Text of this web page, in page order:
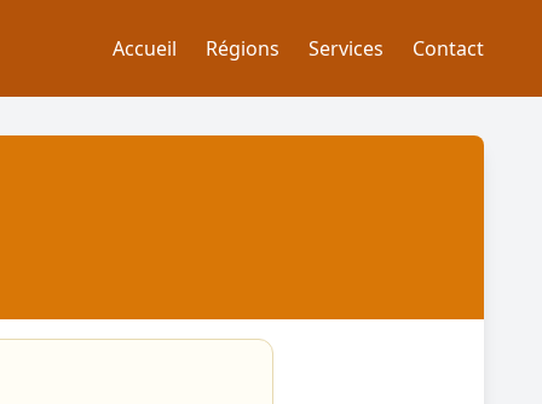
Accueil Régions Services Contact